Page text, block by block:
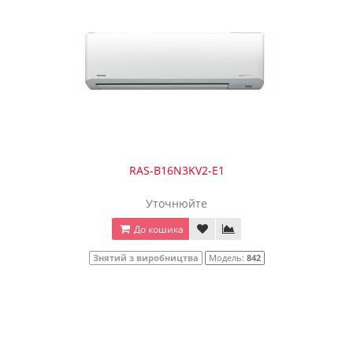
RAS-B16N3KV2-Е1
Уточнюйте
До кошика
Знятий з виробництва Модель: 842